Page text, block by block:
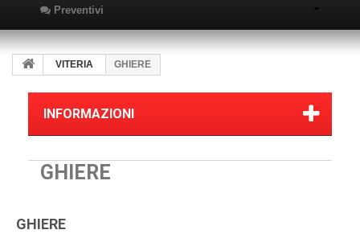
Preventivi
VITERIA GHIERE
INFORMAZIONI
GHIERE
GHIERE